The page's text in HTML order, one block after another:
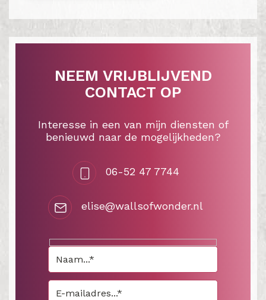
NEEM VRIJBLIJVEND
CONTACT OP
Interesse in een van mijn diensten of
benieuwd naar de mogelijkheden?
06-52 47 7744
elise@wallsofwonder.nl